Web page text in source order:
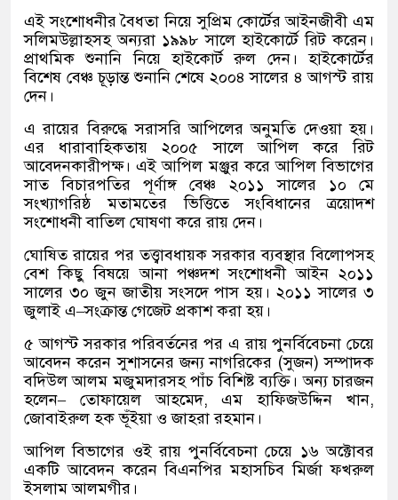
এই সংশোধনীর বৈধতা নিয়ে সুপ্রিম কোর্টের আইনজীবী এম
সলিমউল্লাহসহ অন্যরা ১৯৯৮ সালে হাইকোর্টে রিট করেন।
প্রাথমিক শুনানি নিয়ে হাইকোর্ট রুল দেন। হাইকোর্টের
বিশেষ বেঞ্চ চূড়ান্ত শুনানি শেষে ২০০৪ সালের ৪ আগস্ট রায়
দেন।
এ রায়ের বিরুদ্ধে সরাসরি আপিলের অনুমতি দেওয়া হয়।
এর ধারাবাহিকতায় ২০০৫ সালে আপিল করে রিট
আবেদনকারীপক্ষ। এই আপিল মঞ্জুর করে আপিল বিভাগের
সাত বিচারপতির পূর্ণাঙ্গ বেঞ্চ ২০১১ সালের ১০ মে
সংখ্যাগরিষ্ঠ মতামতের ভিত্তিতে সংবিধানের ত্রয়োদশ
সংশোধনী বাতিল ঘোষণা করে রায় দেন।
ঘোষিত রায়ের পর তত্ত্বাবধায়ক সরকার ব্যবস্থার বিলোপসহ
বেশ কিছু বিষয়ে আনা পঞ্চদশ সংশোধনী আইন ২০১১
সালের ৩০ জুন জাতীয় সংসদে পাস হয়। ২০১১ সালের ৩
জুলাই এ–সংক্রান্ত গেজেট প্রকাশ করা হয়।
৫ আগস্ট সরকার পরিবর্তনের পর এ রায় পুনর্বিবেচনা চেয়ে
আবেদন করেন সুশাসনের জন্য নাগরিকের (সুজন) সম্পাদক
বদিউল আলম মজুমদারসহ পাঁচ বিশিষ্ট ব্যক্তি। অন্য চারজন
হলেন– তোফায়েল আহমেদ, এম হাফিজউদ্দিন খান,
জোবাইরুল হক ভূঁইয়া ও জাহরা রহমান।
আপিল বিভাগের ওই রায় পুনর্বিবেচনা চেয়ে ১৬ অক্টোবর
একটি আবেদন করেন বিএনপির মহাসচিব মির্জা ফখরুল
ইসলাম আলমগীর।